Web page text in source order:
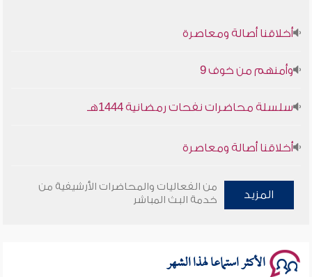
سلسلة محاضرات نفحات رمضانية 1444هـ
المزيد
من الفعاليات والمحاضرات الأرشيفية من
خدمة البث المباشر
الأكثر استماعا لهذا الشهر